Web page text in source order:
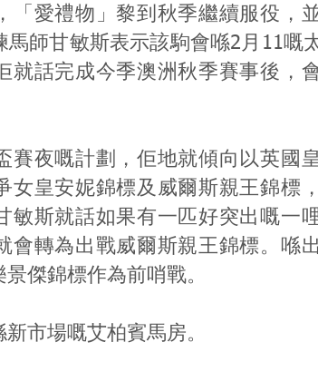
「愛禮物」黎到秋季繼續服役，
馬師甘敏斯表示該駒會喺2月11嘅
就話完成今季澳洲秋季賽事後，
賽夜嘅計劃，佢地就傾向以英國
女皇安妮錦標及威爾斯親王錦標
敏斯就話如果有一匹好突出嘅一
會轉為出戰威爾斯親王錦標。喺
傑錦標作為前哨戰。
市場嘅艾柏賓馬房。